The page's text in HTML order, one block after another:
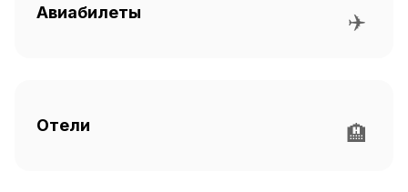
Авиабилеты ✈️
Отели 🏨